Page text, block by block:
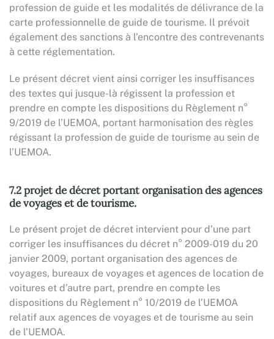
profession de guide et les modalités de délivrance de la
carte professionnelle de guide de tourisme. Il prévoit
également des sanctions à l’encontre des contrevenants
à cette réglementation.
Le présent décret vient ainsi corriger les insuffisances
des textes qui jusque-là régissent la profession et
prendre en compte les dispositions du Règlement n°
9/2019 de l’UEMOA, portant harmonisation des règles
régissant la profession de guide de tourisme au sein de
l’UEMOA.
7.2 projet de décret portant organisation des agences
de voyages et de tourisme.
Le présent projet de décret intervient pour d’une part
corriger les insuffisances du décret n° 2009-019 du 20
janvier 2009, portant organisation des agences de
voyages, bureaux de voyages et agences de location de
voitures et d’autre part, prendre en compte les
dispositions du Règlement n° 10/2019 de l’UEMOA
relatif aux agences de voyages et de tourisme au sein
de l’UEMOA.